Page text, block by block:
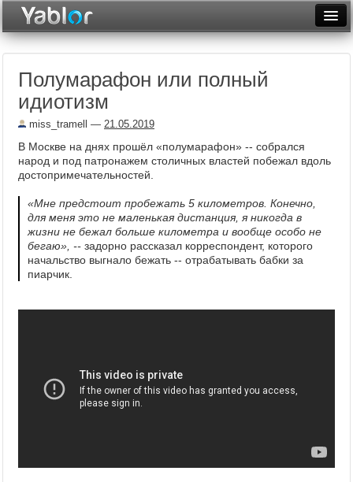
Неделя
Фототоп
Видеотоп
Полумарафон или полный
идиотизм
miss_tramell — 21.05.2019
В Москве на днях прошёл «полумарафон» -- собрался
народ и под патронажем столичных властей побежал вдоль
достопримечательностей.
«Мне предстоит пробежать 5 километров. Конечно,
для меня это не маленькая дистанция, я никогда в
жизни не бежал больше километра и вообще особо не
бегаю», -- задорно рассказал корреспондент, которого
начальство выгнало бежать -- отрабатывать бабки за
пиарчик.